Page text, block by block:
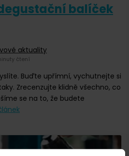
balíček
aktuality
čtení
Buďte upřímní, vychutnejte si
Zrecenzujte klidně všechno, co
se na to, že budete